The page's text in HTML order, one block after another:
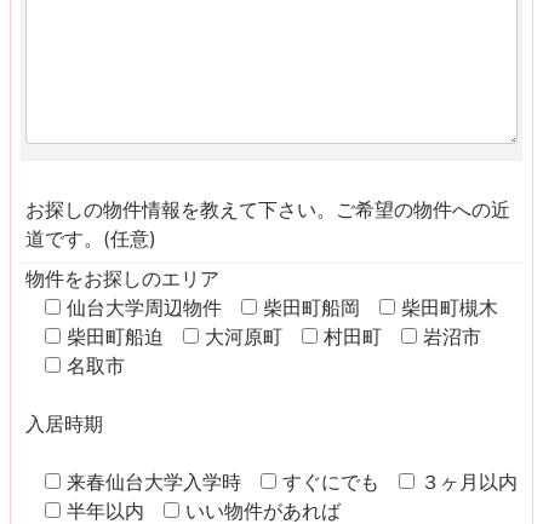
お探しの物件情報を教えて下さい。ご希望の物件への近
道です。(任意)
物件をお探しのエリア
仙台大学周辺物件
柴田町船岡
柴田町槻木
柴田町船迫
大河原町 村田町
岩沼市
名取市
入居時期
来春仙台大学入学時 すぐにでも
３ヶ月以内
半年以内
いい物件があれば